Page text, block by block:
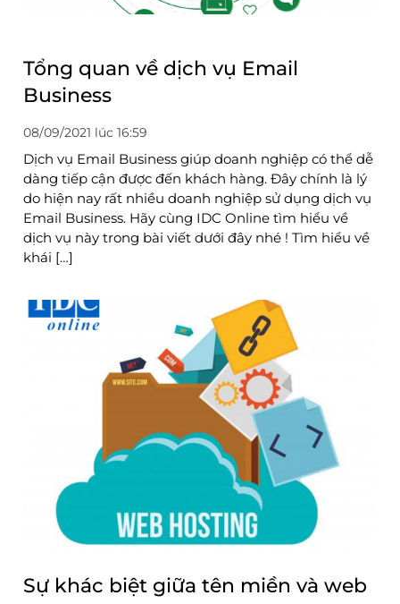
Tổng quan về dịch vụ Email
Business
08/09/2021 lúc 16:59
Dịch vụ Email Business giúp doanh nghiệp có thể dễ
dàng tiếp cận được đến khách hàng. Đây chính là lý
do hiện nay rất nhiều doanh nghiệp sử dụng dịch vụ
Email Business. Hãy cùng IDC Online tìm hiểu về
dịch vụ này trong bài viết dưới đây nhé ! Tìm hiểu về
khái […]
Sự khác biệt giữa tên miền và web